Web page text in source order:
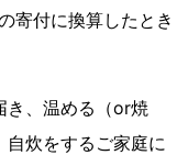
寄付に換算したとき
き、温める（or焼
自炊をするご家庭に